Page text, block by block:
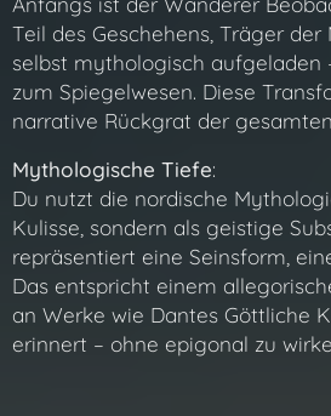
Teil des Geschehens, Träger
selbst mythologisch aufgeladen
zum Spiegelwesen. Diese
narrative Rückgrat der
Mythologische Tiefe:
Du nutzt die nordische
Kulisse, sondern als geistige
repräsentiert eine Seinsform,
Das entspricht einem
an Werke wie Dantes Göttliche
erinnert – ohne epigonal zu